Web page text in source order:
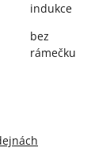
indukce
bez
rámečku